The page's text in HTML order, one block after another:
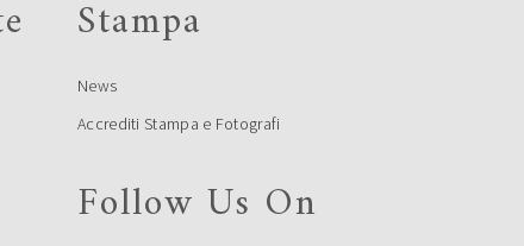
Stampa
News
Accrediti Stampa e Fotografi
Follow Us On